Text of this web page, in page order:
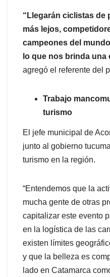
“Llegarán ciclistas de
más lejos,
campeones del
lo que nos brinda una
agregó el referente del
Trabajo
turismo
El jefe municipal de
junto al gobierno
turismo en la región.
“Entendemos que la
mucha gente de otras
capitalizar este evento
en la logística de las
existen límites
y que la belleza es
lado en Catamarca